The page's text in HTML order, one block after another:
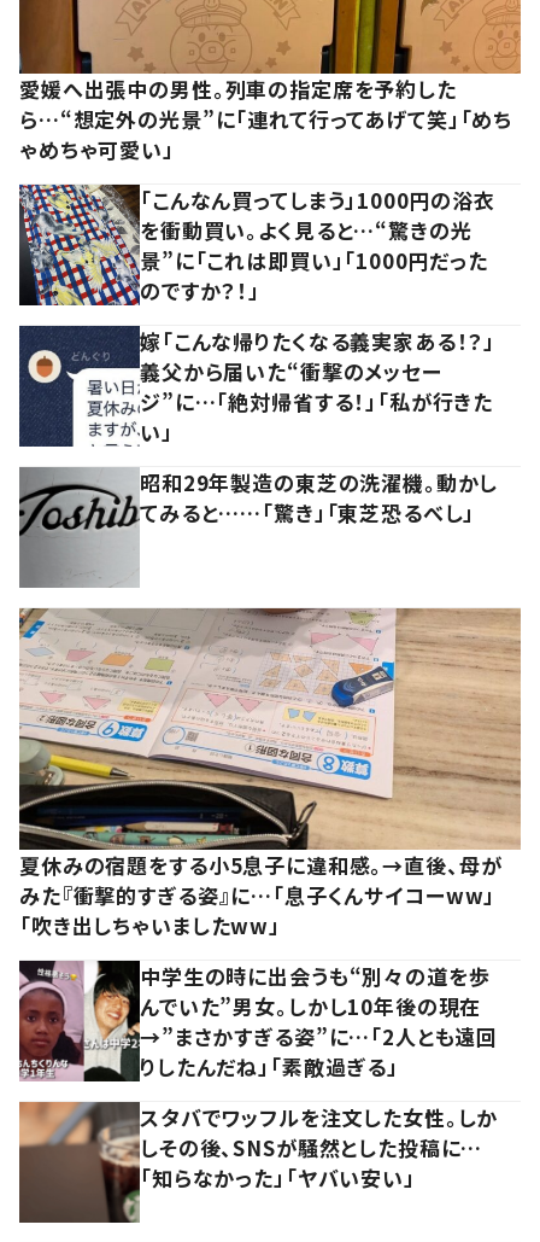
愛媛へ出張中の男性。列車の指定席を予約した
ら…“想定外の光景”に「連れて行ってあげて笑」「めち
ゃめちゃ可愛い」
「こんなん買ってしまう」1000円の浴衣
を衝動買い。よく見ると…“驚きの光
景”に「これは即買い」「1000円だった
のですか？！」
嫁「こんな帰りたくなる義実家ある！？」
義父から届いた“衝撃のメッセー
ジ”に…「絶対帰省する！」「私が行きた
い」
昭和29年製造の東芝の洗濯機。動かし
てみると……「驚き」「東芝恐るべし」
夏休みの宿題をする小5息子に違和感。→直後、母が
みた『衝撃的すぎる姿』に…「息子くんサイコーww」
「吹き出しちゃいましたww」
中学生の時に出会うも“別々の道を歩
んでいた”男女。しかし10年後の現在
→”まさかすぎる姿”に…「2人とも遠回
りしたんだね」「素敵過ぎる」
スタバでワッフルを注文した女性。しか
しその後、SNSが騒然とした投稿に…
「知らなかった」「ヤバい安い」